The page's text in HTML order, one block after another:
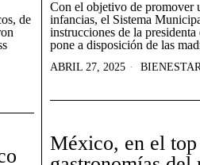
Con el objetivo de promover
infancias, el Sistema
instrucciones de la
pone a disposición de las
ABRIL 27, 2025 BIENESTAR
de
México, en el